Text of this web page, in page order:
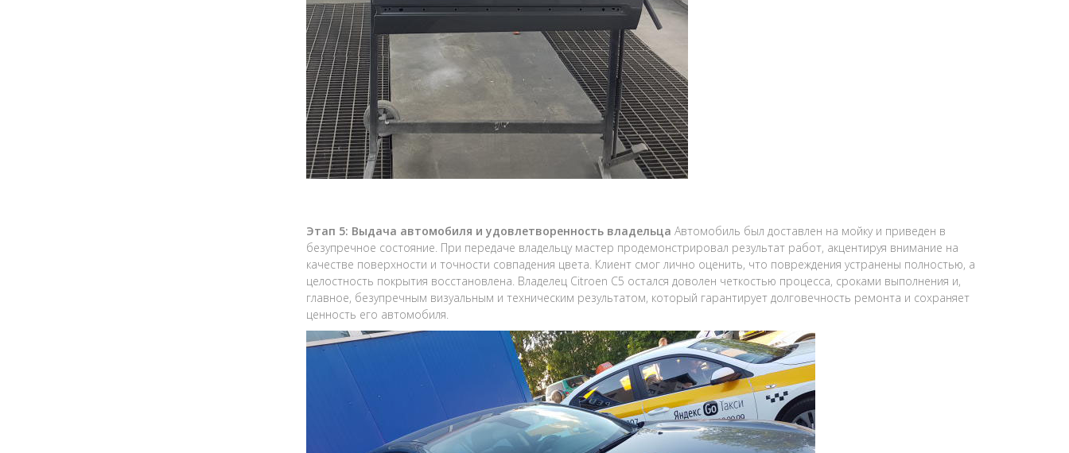
Этап 5: Выдача автомобиля и удовлетворенность владельца Автомобиль был доставлен на мойку и приведен в
безупречное состояние. При передаче владельцу мастер продемонстрировал результат работ, акцентируя внимание на
качестве поверхности и точности совпадения цвета. Клиент смог лично оценить, что повреждения устранены полностью, а
целостность покрытия восстановлена. Владелец Citroen C5 остался доволен четкостью процесса, сроками выполнения и,
главное, безупречным визуальным и техническим результатом, который гарантирует долговечность ремонта и сохраняет
ценность его автомобиля.